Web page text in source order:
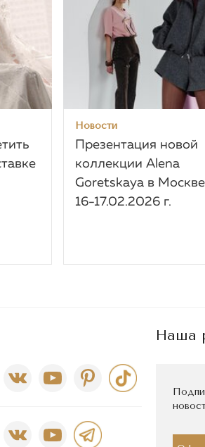
Новости
Презентация новой
коллекции Alena
Goretskaya в Москве
16-17.02.2026 г.
Наша